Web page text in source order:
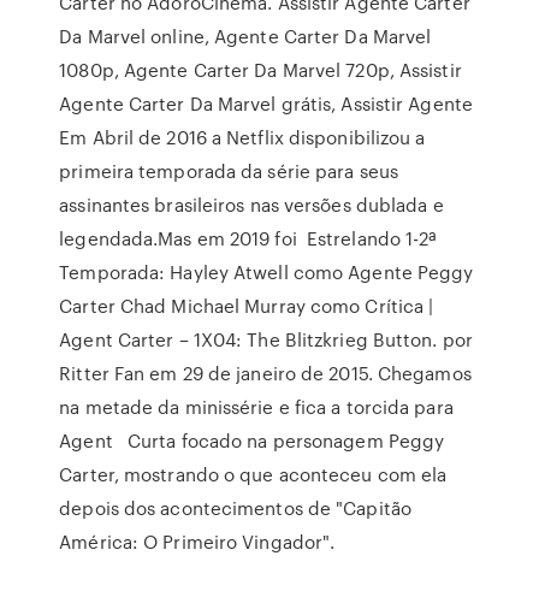
Da Marvel online, Agente Carter Da Marvel
1080p, Agente Carter Da Marvel 720p, Assistir
Agente Carter Da Marvel grátis, Assistir Agente
Em Abril de 2016 a Netflix disponibilizou a
primeira temporada da série para seus
assinantes brasileiros nas versões dublada e
legendada.Mas em 2019 foi Estrelando 1-2ª
Temporada: Hayley Atwell como Agente Peggy
Carter Chad Michael Murray como Crítica |
Agent Carter – 1X04: The Blitzkrieg Button. por
Ritter Fan em 29 de janeiro de 2015. Chegamos
na metade da minissérie e fica a torcida para
Agent Curta focado na personagem Peggy
Carter, mostrando o que aconteceu com ela
depois dos acontecimentos de "Capitão
América: O Primeiro Vingador".